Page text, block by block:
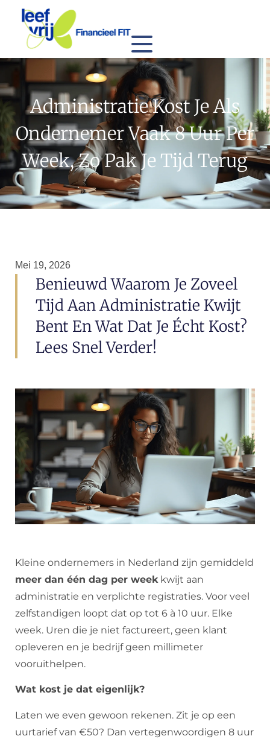
Administratie Kost Je Als
Ondernemer Vaak 8 Uur Per
Week, Zo Pak Je Tijd Terug
Mei 19, 2026
Benieuwd Waarom Je Zoveel
Tijd Aan Administratie Kwijt
Bent En Wat Dat Je Écht Kost?
Lees Snel Verder!
Kleine ondernemers in Nederland zijn gemiddeld
meer dan één dag per weekkwijt aan
administratie en verplichte registraties. Voor veel
zelfstandigen loopt dat op tot 6 à 10 uur. Elke
week. Uren die je niet factureert, geen klant
opleveren en je bedrijf geen millimeter
vooruithelpen.
Wat kost je dat eigenlijk?
Laten we even gewoon rekenen. Zit je op een
uurtarief van €50? Dan vertegenwoordigen 8 uur